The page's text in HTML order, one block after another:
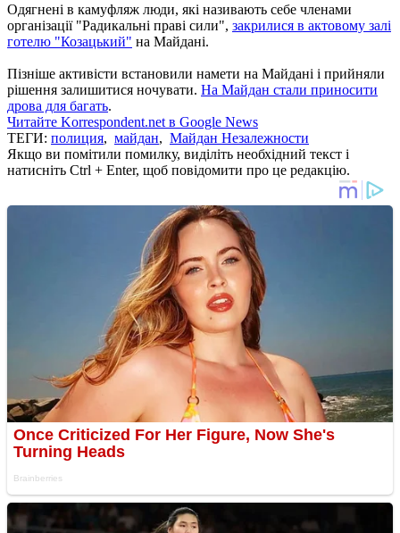
Одягнені в камуфляж люди, які називають себе членами
організації "Радикальні праві сили", закрилися в актовому залі
готелю "Козацький" на Майдані.
Пізніше активісти встановили намети на Майдані і прийняли
рішення залишитися ночувати. На Майдан стали приносити
дрова для багать.
Читайте Korrespondent.net в Google News
ТЕГИ: полиция, майдан, Майдан Незалежности
Якщо ви помітили помилку, виділіть необхідний текст і
натисніть Ctrl + Enter, щоб повідомити про це редакцію.